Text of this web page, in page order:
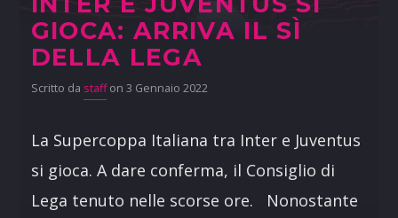
GIOCA: ARRIVA IL SÌ
DELLA LEGA
Scritto da staffon 3 Gennaio 2022
La Supercoppa Italiana tra Inter e Juventus
si gioca. A dare conferma, il Consiglio di
Lega tenuto nelle scorse ore. Nonostante